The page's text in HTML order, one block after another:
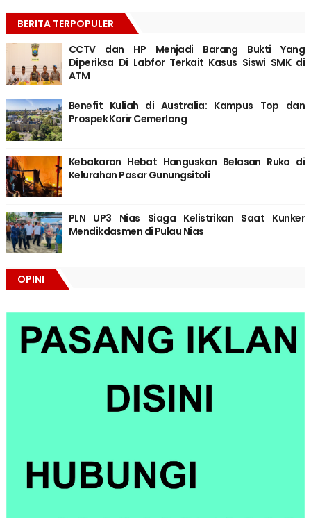
BERITA TERPOPULER
CCTV dan HP Menjadi Barang Bukti Yang
Diperiksa Di Labfor Terkait Kasus Siswi SMK di
ATM
Benefit Kuliah di Australia: Kampus Top dan
Prospek Karir Cemerlang
Kebakaran Hebat Hanguskan Belasan Ruko di
Kelurahan Pasar Gunungsitoli
PLN UP3 Nias Siaga Kelistrikan Saat Kunker
Mendikdasmen di Pulau Nias
OPINI